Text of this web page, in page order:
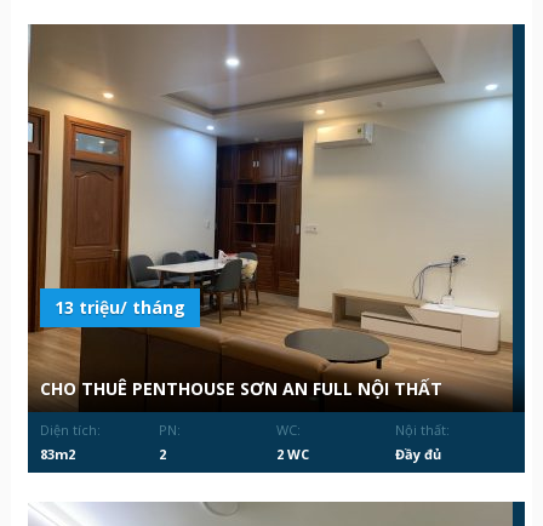
13 triệu/ tháng
CHO THUÊ PENTHOUSE SƠN AN FULL NỘI THẤT
Diện tích:
83m2
PN:
2
WC:
2 WC
Nội thất:
Đầy đủ